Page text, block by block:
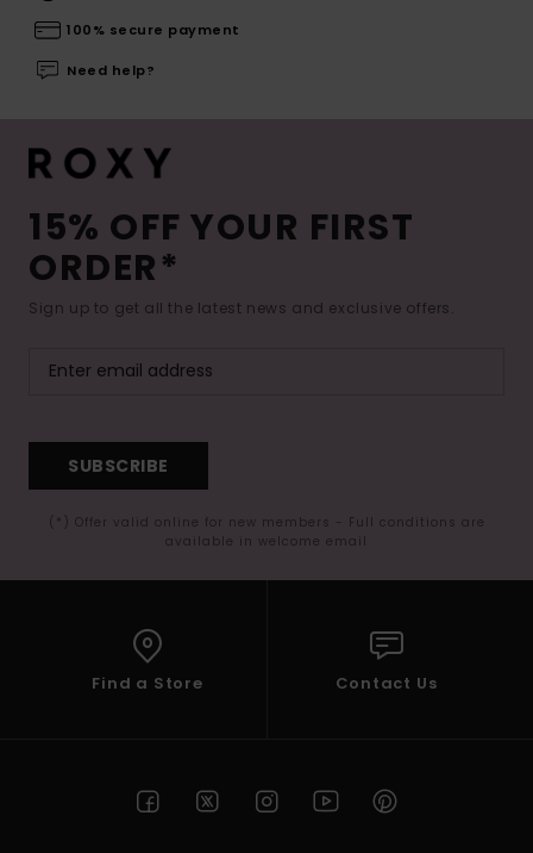
100% secure payment
Need help?
15% OFF YOUR FIRST
ORDER*
Sign up to get all the latest news and exclusive offers.
SUBSCRIBE
(*) Offer valid online for new members - Full conditions are
available in welcome email
Find a Store Contact Us